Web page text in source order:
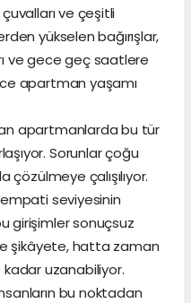
ve çeşitli
yükselen bağırışlar,
ve gece geç saatlere
apartman yaşamı
apartmanlarda bu tür
Sorunlar çoğu
çözülmeye çalışılıyor.
empati seviyesinin
girişimler sonuçsuz
şikâyete, hatta zaman
uzanabiliyor.
bu noktadan